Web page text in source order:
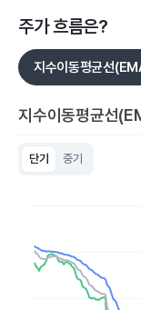
주가 흐름은?
지수이동평균선
지수이동평균선
단기 중기
The chart has 1 Y